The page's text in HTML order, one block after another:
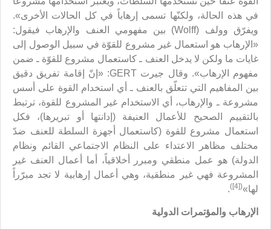
في هذه الحالة، ولكنّها تسمى إرهاباً في كل الحالات الأخرى».
ويفرّق وولف (Wolff) بين مفهومي العنف والإرهاب فيقول:
«الإرهاب هو استعمال غير مشروع للقوّة في سبيل الوصول إلى
غايات ما ولكن لا يدخل العنف ـ كاستعمال مشروع للقوّة ـ ضمن
مفهوم الإرهاب». وقال جيرت GERT: «إنّ إقامة تفريق دقيق
بين المفاهيم التي تتعلّق بالعنف ـ أي استخدام القوة على أسس
مشروعة ـ والإرهاب، أي الاستخدام غير المشروع للقوة، ترتبط
بالتقييم الصحيح للأعمال العنيفة (إدانتها أو تبريرها)، فكل
استعمال مشروع للقوة (كاستعمال أجهزة السلطة للعنف ضدّ
مختلف مظاهر الاعتداء على النظام الاجتماعي القائم ونظام
الدولة) هو عمل منطقي ومبرر أخلاقياً، أما أعمال العنف غير
المشروعة فهي غير منطقية، وهي أعمال إرهابية لا تجد مبرّراً
لها»([4])
.
الإرهاب والمؤتمرات الدولية